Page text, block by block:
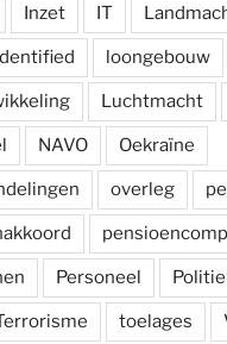
Inzet IT
loongebouw
Luchtmacht
NAVO Oekraïne
overleg
Personeel
toelages